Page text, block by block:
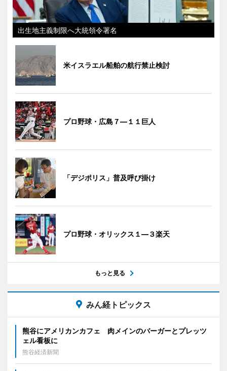
出生地主義制限へ大統領令署名
米イスラエル船舶の航行禁止検討
プロ野球・広島７―１１巨人
「デジポリス」普及呼び掛け
プロ野球・オリックス１―３楽天
もっと見る
みん経トピックス
熊谷にアメリカンカフェ 肉メインのバーガーとプレッツ
ェル看板に
熊谷経済新聞